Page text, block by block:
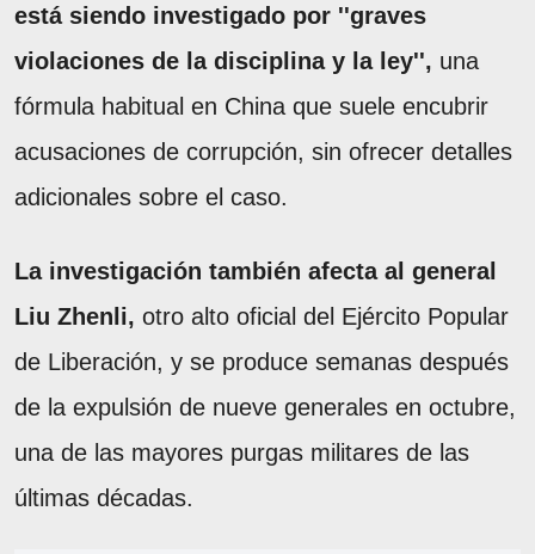
está siendo investigado por ''graves
violaciones de la disciplina y la ley'', una
fórmula habitual en China que suele encubrir
acusaciones de corrupción, sin ofrecer detalles
adicionales sobre el caso.
La investigación también afecta al general
Liu Zhenli, otro alto oficial del Ejército Popular
de Liberación, y se produce semanas después
de la expulsión de nueve generales en octubre,
una de las mayores purgas militares de las
últimas décadas.